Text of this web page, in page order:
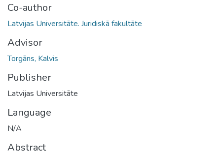
Co-author
Latvijas Universitāte. Juridiskā fakultāte
Advisor
Torgāns, Kalvis
Publisher
Latvijas Universitāte
Language
N/A
Abstract